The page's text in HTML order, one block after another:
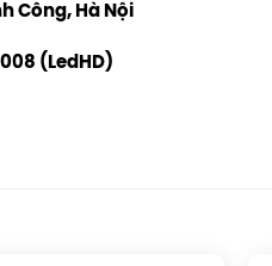
Công, Hà Nội
(LedHD)